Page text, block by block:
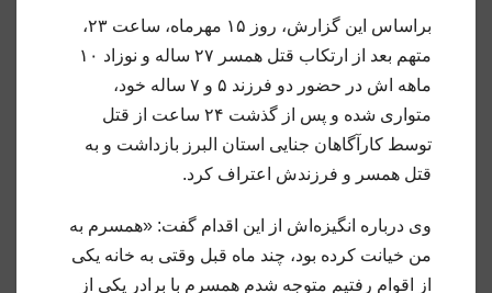
براساس این گزارش، روز ۱۵ مهرماه، ساعت ۲۳،
متهم بعد از ارتکاب قتل همسر ۲۷ ساله و نوزاد ۱۰
ماهه اش در حضور دو فرزند ۵ و ۷ ساله خود،
متواری شده و پس از گذشت ۲۴ ساعت از قتل
توسط کارآگاهان جنایی استان البرز بازداشت و به
قتل همسر و فرزندش اعتراف کرد.
وی درباره انگیزه‌اش از این اقدام گفت: «همسرم به
من خیانت کرده بود، چند ماه قبل وقتی به خانه یکی
از اقوام رفتیم متوجه شدم همسرم با برادر یکی از